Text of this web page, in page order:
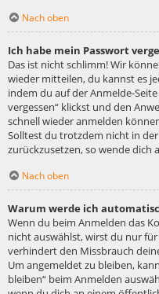
Nach oben
Ich habe mein Passwort
Das ist nicht schlimm! Wir
wieder mitteilen, du kannst es
indem du auf der Anmelde-
vergessen“ klickst und den
schnell wieder anmelden
Solltest du trotzdem nicht in
zurückzusetzen, so wende dich
Nach oben
Warum werde ich
Wenn du beim Anmelden das
nicht auswählst, wirst du nur
verhindert den Missbrauch
Um angemeldet zu bleiben,
bleiben“ beim Anmelden